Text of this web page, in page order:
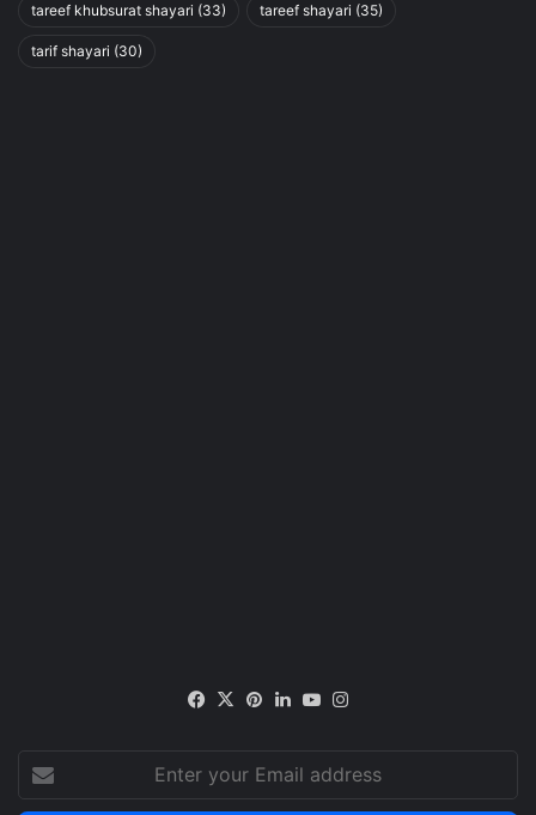
tareef khubsurat shayari (33) tareef shayari (35)
tarif shayari (30)
Facebook
X Pinterest
LinkedInYouTube
your